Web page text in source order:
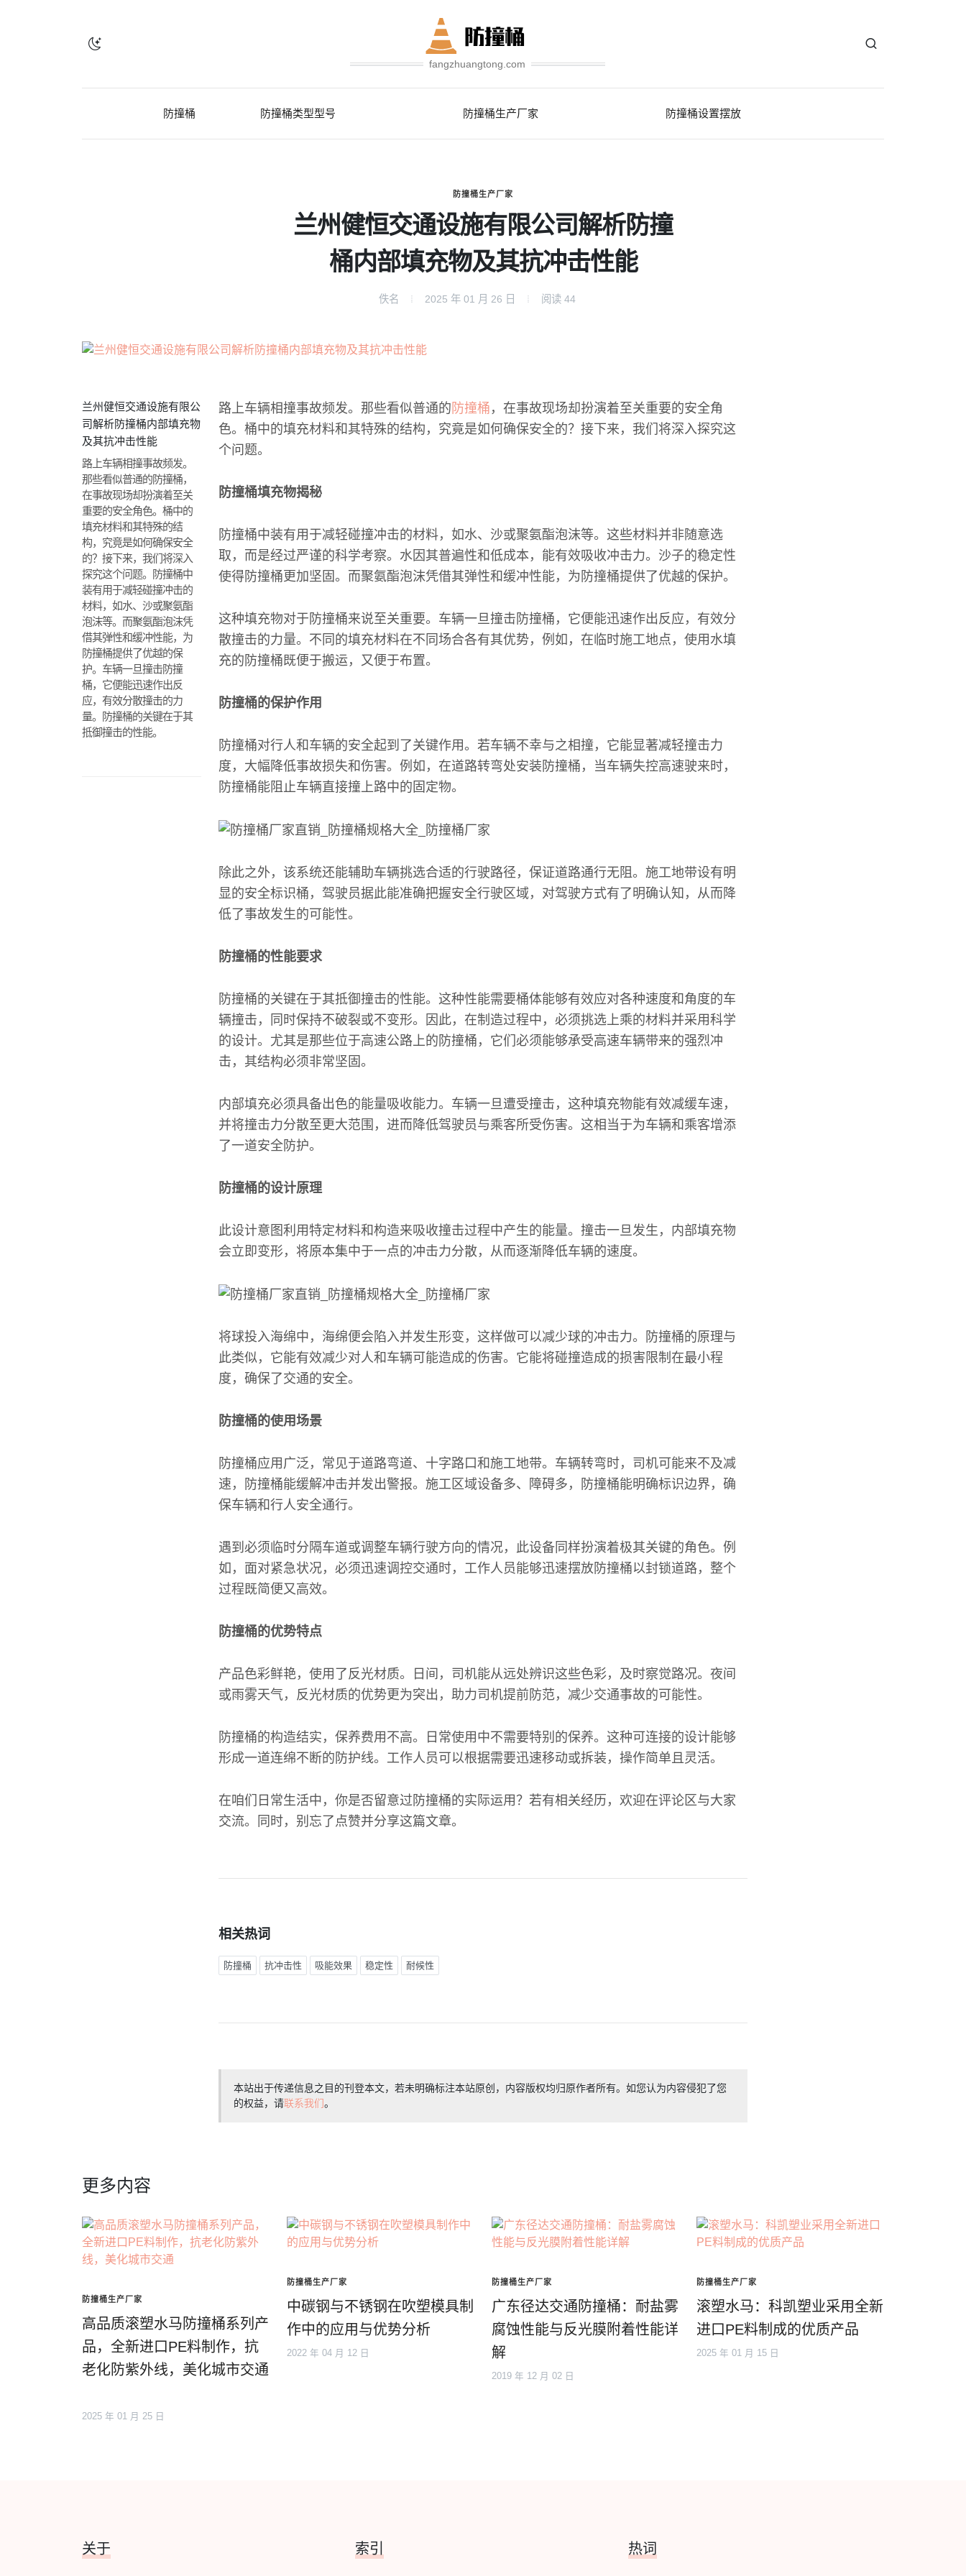
fangzhuangtong.com
防撞桶 防撞桶类型型号 防撞桶生产厂家 防撞桶设置摆放
防撞桶生产厂家
兰州健恒交通设施有限公司解析防撞
桶内部填充物及其抗冲击性能
佚名 2025 年 01 月 26 日 阅读 44
兰州健恒交通设施有限公
司解析防撞桶内部填充物
及其抗冲击性能
路上车辆相撞事故频发。
那些看似普通的防撞桶，
在事故现场却扮演着至关
重要的安全角色。桶中的
填充材料和其特殊的结
构，究竟是如何确保安全
的？接下来，我们将深入
探究这个问题。防撞桶中
装有用于减轻碰撞冲击的
材料，如水、沙或聚氨酯
泡沫等。而聚氨酯泡沫凭
借其弹性和缓冲性能，为
防撞桶提供了优越的保
护。车辆一旦撞击防撞
桶，它便能迅速作出反
应，有效分散撞击的力
量。防撞桶的关键在于其
抵御撞击的性能。
路上车辆相撞事故频发。那些看似普通的 防撞桶 ，在事故现场却扮演着至关重要的安全角
色。桶中的填充材料和其特殊的结构，究竟是如何确保安全的？接下来，我们将深入探究这
个问题。
防撞桶填充物揭秘
防撞桶中装有用于减轻碰撞冲击的材料，如水、沙或聚氨酯泡沫等。这些材料并非随意选
取，而是经过严谨的科学考察。水因其普遍性和低成本，能有效吸收冲击力。沙子的稳定性
使得防撞桶更加坚固。而聚氨酯泡沫凭借其弹性和缓冲性能，为防撞桶提供了优越的保护。
这种填充物对于防撞桶来说至关重要。车辆一旦撞击防撞桶，它便能迅速作出反应，有效分
散撞击的力量。不同的填充材料在不同场合各有其优势，例如，在临时施工地点，使用水填
充的防撞桶既便于搬运，又便于布置。
防撞桶的保护作用
防撞桶对行人和车辆的安全起到了关键作用。若车辆不幸与之相撞，它能显著减轻撞击力
度，大幅降低事故损失和伤害。例如，在道路转弯处安装防撞桶，当车辆失控高速驶来时，
防撞桶能阻止车辆直接撞上路中的固定物。
除此之外，该系统还能辅助车辆挑选合适的行驶路径，保证道路通行无阻。施工地带设有明
显的安全标识桶，驾驶员据此能准确把握安全行驶区域，对驾驶方式有了明确认知，从而降
低了事故发生的可能性。
防撞桶的性能要求
防撞桶的关键在于其抵御撞击的性能。这种性能需要桶体能够有效应对各种速度和角度的车
辆撞击，同时保持不破裂或不变形。因此，在制造过程中，必须挑选上乘的材料并采用科学
的设计。尤其是那些位于高速公路上的防撞桶，它们必须能够承受高速车辆带来的强烈冲
击，其结构必须非常坚固。
内部填充必须具备出色的能量吸收能力。车辆一旦遭受撞击，这种填充物能有效减缓车速，
并将撞击力分散至更大范围，进而降低驾驶员与乘客所受伤害。这相当于为车辆和乘客增添
了一道安全防护。
防撞桶的设计原理
此设计意图利用特定材料和构造来吸收撞击过程中产生的能量。撞击一旦发生，内部填充物
会立即变形，将原本集中于一点的冲击力分散，从而逐渐降低车辆的速度。
将球投入海绵中，海绵便会陷入并发生形变，这样做可以减少球的冲击力。防撞桶的原理与
此类似，它能有效减少对人和车辆可能造成的伤害。它能将碰撞造成的损害限制在最小程
度，确保了交通的安全。
防撞桶的使用场景
防撞桶应用广泛，常见于道路弯道、十字路口和施工地带。车辆转弯时，司机可能来不及减
速，防撞桶能缓解冲击并发出警报。施工区域设备多、障碍多，防撞桶能明确标识边界，确
保车辆和行人安全通行。
遇到必须临时分隔车道或调整车辆行驶方向的情况，此设备同样扮演着极其关键的角色。例
如，面对紧急状况，必须迅速调控交通时，工作人员能够迅速摆放防撞桶以封锁道路，整个
过程既简便又高效。
防撞桶的优势特点
产品色彩鲜艳，使用了反光材质。日间，司机能从远处辨识这些色彩，及时察觉路况。夜间
或雨雾天气，反光材质的优势更为突出，助力司机提前防范，减少交通事故的可能性。
防撞桶的构造结实，保养费用不高。日常使用中不需要特别的保养。这种可连接的设计能够
形成一道连绵不断的防护线。工作人员可以根据需要迅速移动或拆装，操作简单且灵活。
在咱们日常生活中，你是否留意过防撞桶的实际运用？若有相关经历，欢迎在评论区与大家
交流。同时，别忘了点赞并分享这篇文章。
相关热词
防撞桶 抗冲击性 吸能效果 稳定性 耐候性
本站出于传递信息之目的刊登本文，若未明确标注本站原创，内容版权均归原作者所有。如您认为内容侵犯了您
的权益，请联系我们。
更多内容
防撞桶生产厂家
高品质滚塑水马防撞桶系列产
品，全新进口PE料制作，抗
老化防紫外线，美化城市交通
2025 年 01 月 25 日
防撞桶生产厂家
中碳钢与不锈钢在吹塑模具制
作中的应用与优势分析
2022 年 04 月 12 日
防撞桶生产厂家
广东径达交通防撞桶：耐盐雾
腐蚀性能与反光膜附着性能详
解
2019 年 12 月 02 日
防撞桶生产厂家
滚塑水马：科凯塑业采用全新
进口PE料制成的优质产品
2025 年 01 月 15 日
关于 索引 热词